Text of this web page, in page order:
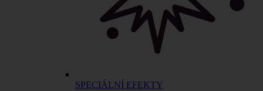
SPECIÁLNÍ EFEKTY